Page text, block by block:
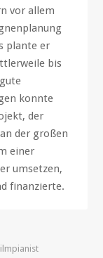
vor allem
plante er
bis
konnte
der
der großen
einer
umsetzen,
finanzierte.